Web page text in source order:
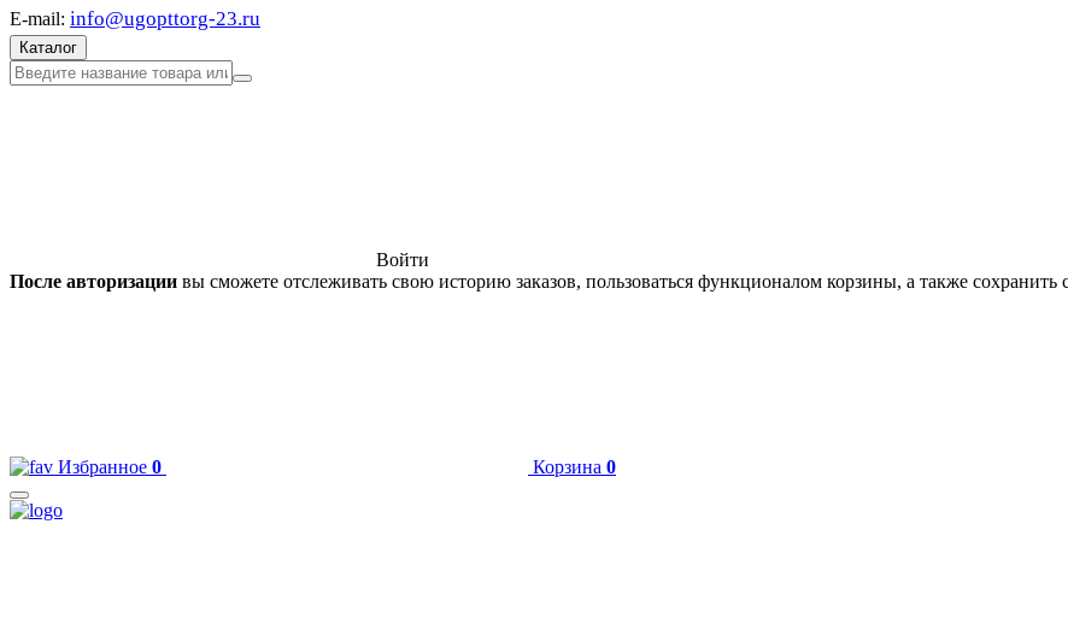
E-mail: info@ugopttorg-23.ru
Каталог
Войти
После авторизации вы сможете отслеживать свою историю заказов, пользоваться функционалом корзины, а также
Избранное 0 Корзина 0